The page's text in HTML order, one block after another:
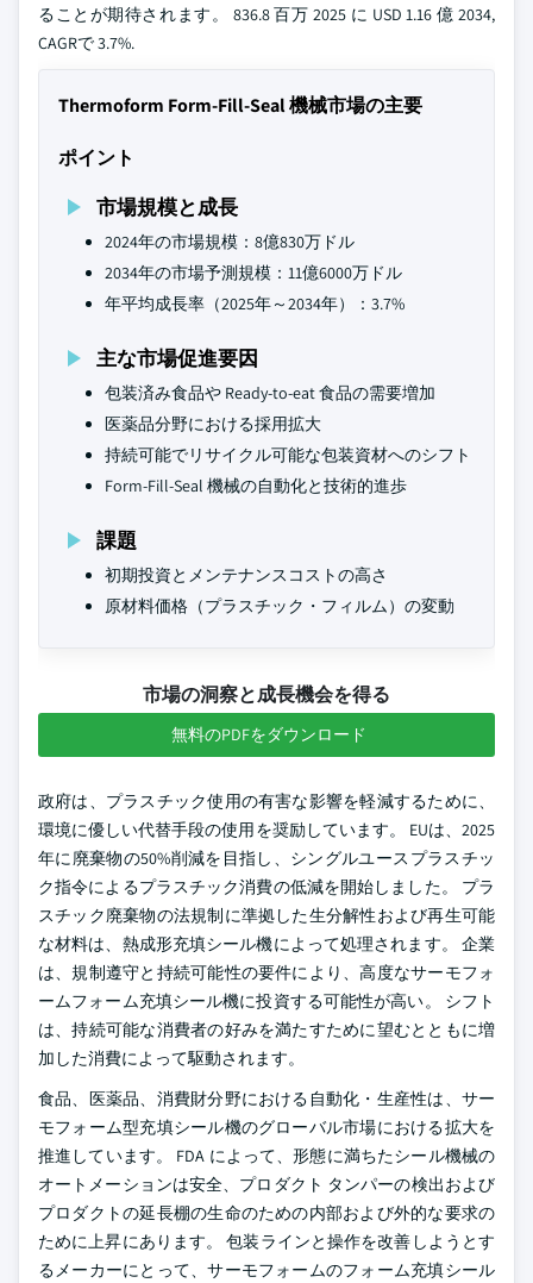
ることが期待されます。 836.8 百万 2025 に USD 1.16 億 2034,
CAGRで 3.7%.
Thermoform Form-Fill-Seal 機械市場の主要
ポイント
市場規模と成長
2024年の市場規模：8億830万ドル
2034年の市場予測規模：11億6000万ドル
年平均成長率（2025年～2034年）：3.7%
主な市場促進要因
包装済み食品や Ready-to-eat 食品の需要増加
医薬品分野における採用拡大
持続可能でリサイクル可能な包装資材へのシフト
Form-Fill-Seal 機械の自動化と技術的進歩
課題
初期投資とメンテナンスコストの高さ
原材料価格（プラスチック・フィルム）の変動
市場の洞察と成長機会を得る
無料のPDFをダウンロード
政府は、プラスチック使用の有害な影響を軽減するために、
環境に優しい代替手段の使用を奨励しています。 EUは、2025
年に廃棄物の50%削減を目指し、シングルユースプラスチッ
ク指令によるプラスチック消費の低減を開始しました。 プラ
スチック廃棄物の法規制に準拠した生分解性および再生可能
な材料は、熱成形充填シール機によって処理されます。 企業
は、規制遵守と持続可能性の要件により、高度なサーモフォ
ームフォーム充填シール機に投資する可能性が高い。 シフト
は、持続可能な消費者の好みを満たすために望むとともに増
加した消費によって駆動されます。
食品、医薬品、消費財分野における自動化・生産性は、サー
モフォーム型充填シール機のグローバル市場における拡大を
推進しています。 FDA によって、形態に満ちたシール機械の
オートメーションは安全、プロダクト タンパーの検出および
プロダクトの延長棚の生命のための内部および外的な要求の
ために上昇にあります。 包装ラインと操作を改善しようとす
るメーカーにとって、サーモフォームのフォーム充填シール